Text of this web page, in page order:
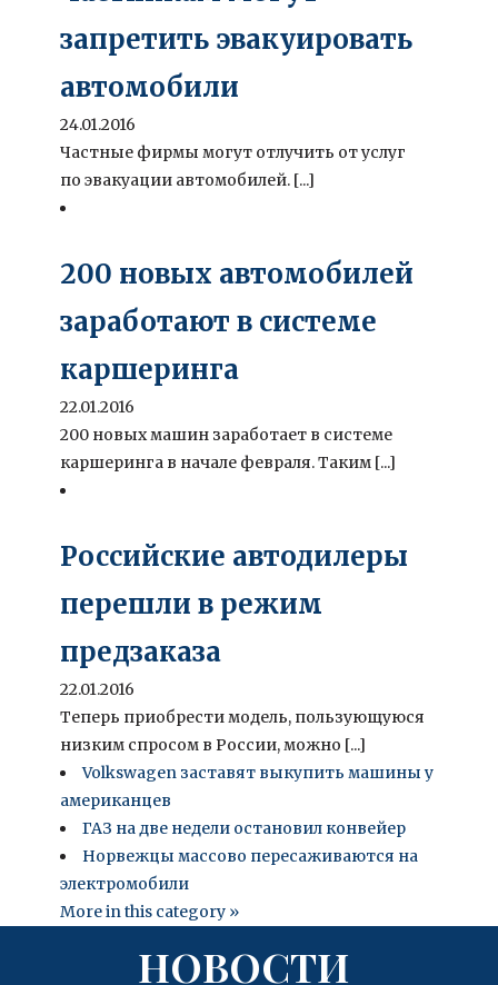
запретить эвакуировать
автомобили
24.01.2016
Частные фирмы могут отлучить от услуг
по эвакуации автомобилей. [...]
200 новых автомобилей
заработают в системе
каршеринга
22.01.2016
200 новых машин заработает в системе
каршеринга в начале февраля. Таким [...]
Российские автодилеры
перешли в режим
предзаказа
22.01.2016
Теперь приобрести модель, пользующуюся
низким спросом в России, можно [...]
Volkswagen заставят выкупить машины у
американцев
ГАЗ на две недели остановил конвейер
Норвежцы массово пересаживаются на
электромобили
More in this category »
НОВОСТИ